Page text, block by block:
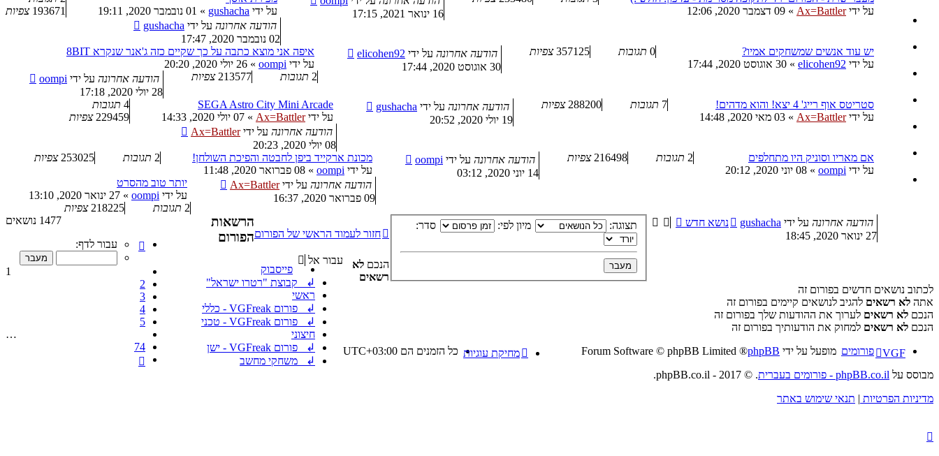
על ידיAx=Battler
» 09 דצמבר 2020, 12:06
16 ינואר 2021, 17:15
על ידי gushacha
» 01 נובמבר 2020, 19:11
193671 צפיות
הודעה אחרונה על ידי gushacha
02 נובמבר 2020, 17:47
יש עוד אנשים שמשחקים אמיו?
על ידי elicohen92
» 30 אוגוסט 2020, 17:44
0 תגובות 357125 צפיות הודעה אחרונה על ידי elicohen92
30 אוגוסט 2020, 17:44
איפה אני מוצא כתבה על כך שקיים כזה ג'אנר שנקרא 8BIT
על ידי oompi
» 26 יולי 2020, 20:20
2 תגובות 213577 צפיות הודעה אחרונה על ידי oompi
28 יולי 2020, 17:18
סטריטס אוף רייג' 4 יצא! והוא מדהים!
על ידיAx=Battler
» 03 מאי 2020, 14:48
7 תגובות 288200 צפיות הודעה אחרונה על ידי gushacha
19 יולי 2020, 20:52
SEGA Astro City Mini Arcade
על ידיAx=Battler
» 07 יולי 2020, 14:33
4 תגובות
229459 צפיות
הודעה אחרונה על ידיAx=Battler
08 יולי 2020, 20:23
אם מאריו וסוניק היו מתחלפים
על ידי oompi
» 08 יוני 2020, 20:12
2 תגובות 216498 צפיות הודעה אחרונה על ידי oompi
14 יוני 2020, 03:12
מכונת ארקייד ביפן לחבטה והפיכת השולחן!
על ידי oompi
» 08 פברואר 2020, 11:48
2 תגובות 253025 צפיות
הודעה אחרונה על ידיAx=Battler
09 פברואר 2020, 16:37
יותר טוב מהסרט
על ידי oompi
» 27 ינואר 2020, 13:10
2 תגובות 218225 צפיות
הודעה אחרונה על ידי gushacha
27 ינואר 2020, 18:45
נושא חדש תצוגה: מיון לפי: סדר:
1477 נושאים
דף
מתוך
74
עבור לדף:
1
2
3
4
5
…
74
הבא
חזור לעמוד הראשי של הפורום
עבור אל
פייסבוק
↲ קבוצת "רטרו ישראל"
ראשי
↲ פורום VGFreak - כללי
↲ פורום VGFreak - טכני
חיצוני
↲ פורום VGFreak - ישן
↲ משחקי מחשב
הרשאות
הפורום
הנכם לא
רשאים
לכתוב נושאים חדשים בפורום זה
אתה לא רשאים להגיב לנושאים קיימים בפורום זה
הנכם לא רשאים לערוך את ההודעות שלך בפורום זה
הנכם לא רשאים למחוק את הודעותיך בפורום זה
VGF פורומים כל הזמנים הם UTC+03:00 מחיקת עוגיות מופעל על ידי phpBB
® Forum Software © phpBB Limited
מבוסס על phpBB.co.il - פורומים בעברית
. © 2017 - phpBB.co.il.
מדיניות הפרטיות | תנאי שימוש באתר